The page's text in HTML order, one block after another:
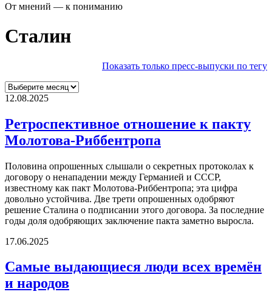
От мнений — к пониманию
Сталин
Показать только пресс-выпуски по тегу
12.08.2025
Ретроспективное отношение к пакту
Молотова-Риббентропа
Половина опрошенных слышали о секретных протоколах к
договору о ненападении между Германией и СССР,
известному как пакт Молотова-Риббентропа; эта цифра
довольно устойчива. Две трети опрошенных одобряют
решение Сталина о подписании этого договора. За последние
годы доля одобряющих заключение пакта заметно выросла.
17.06.2025
Самые выдающиеся люди всех времён
и народов